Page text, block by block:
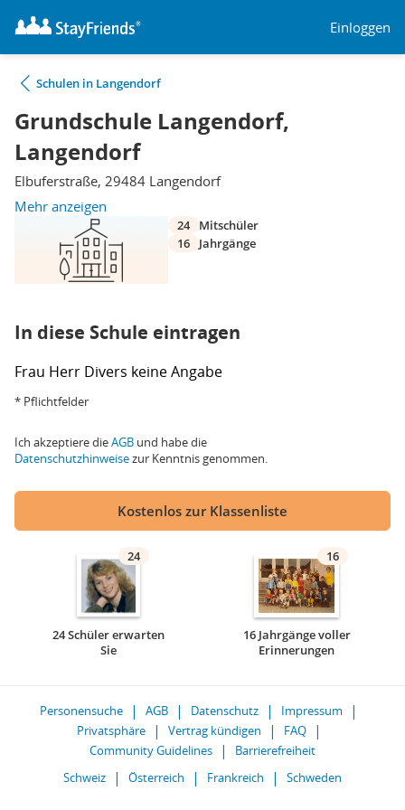
Einloggen
Schulen in Langendorf
Grundschule Langendorf,
Langendorf
Elbuferstraße, 29484 Langendorf
Mehr anzeigen
24
Mitschüler
16
Jahrgänge
In diese Schule eintragen
Frau Herr Divers keine Angabe
* Pflichtfelder
Ich akzeptiere dieAGB und habe die
Datenschutzhinweisezur Kenntnis genommen.
Kostenlos zur Klassenliste
24
24 Schüler erwarten
Sie
16
16 Jahrgänge voller
Erinnerungen
Personensuche AGB Datenschutz
Impressum
Privatsphäre
Vertrag kündigen
FAQ
Community Guidelines
Barrierefreiheit
Schweiz
Österreich Frankreich Schweden